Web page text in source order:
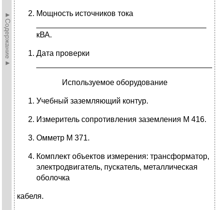
►Содержание►
Мощность источников тока
кВА.
Дата проверки
Используемое оборудование
Учебный заземляющий контур.
Измеритель сопротивления заземления М 416.
Омметр М 371.
Комплект объектов измерения: трансформатор,
электродвигатель, пускатель, металлическая
оболочка
кабеля.